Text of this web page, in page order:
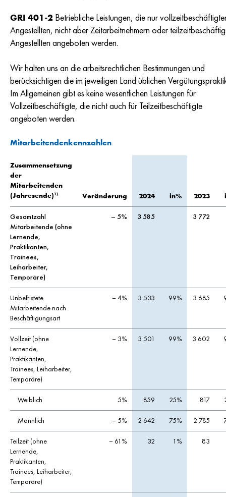
GRI 401-2 Betriebliche Leistungen, die nur
Angestellten, nicht aber Zeitarbeitnehmern oder
Angestellten angeboten werden.
Wir halten uns an die arbeitsrechtlichen Bestimmungen und
berücksichtigen die im jeweiligen Land üblichen
Im Allgemeinen gibt es keine wesentlichen Leistungen für
Vollzeitbeschäftigte, die nicht auch für Teilzeitbeschäftigte
angeboten werden.
Mitarbeitendenkennzahlen
Zusammensetzung
der
Mitarbeitenden
(Jahresende) 1) Veränderung 2024 in% 2023
Gesamtzahl
Mitarbeitende (ohne
Lernende,
Praktikanten,
Trainees,
Leiharbeiter,
Temporäre)
– 5% 3 585 3 772
Unbefristete
Mitarbeitende nach
Beschäftigungsart
– 4% 3 533 99% 3 685
Vollzeit (ohne
Lernende,
Praktikanten,
Trainees, Leiharbeiter,
Temporäre)
– 3% 3 501 99% 3 602
Weiblich 5% 859 25% 817
Männlich – 5% 2 642 75% 2 785
Teilzeit (ohne
Lernende,
Praktikanten,
Trainees, Leiharbeiter,
Temporäre)
– 61% 32 1% 83